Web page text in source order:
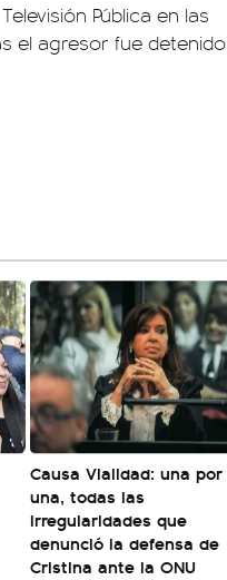
Pública en las
el agresor fue detenido
Causa Vialidad: una por
una, todas las
irregularidades que
denunció la defensa de
Cristina ante la ONU